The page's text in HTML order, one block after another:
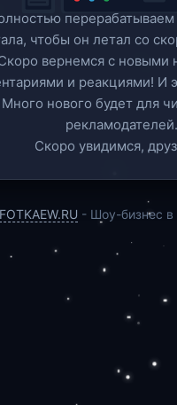
чтобы он летал со
вернемся c новыми
и реакциями! И
Много нового будет для
рекламодателей.
Скоро увидимся,
FOTKAEW.RU - Шоу-бизнес в